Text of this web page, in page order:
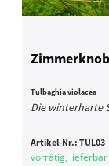
Tulbaghia violacea
Die winterharte
Artikel-Nr.:TUL03
vorrätig, lieferbar